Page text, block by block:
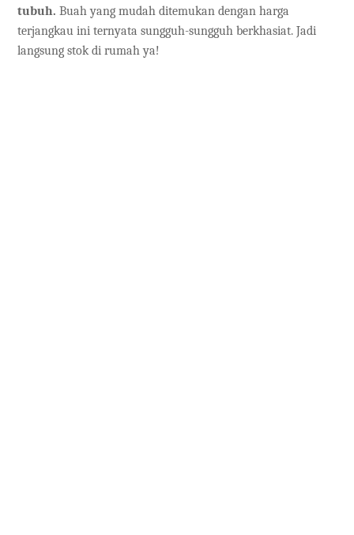
tubuh. Buah yang mudah ditemukan dengan harga
terjangkau ini ternyata sungguh-sungguh berkhasiat. Jadi
langsung stok di rumah ya!